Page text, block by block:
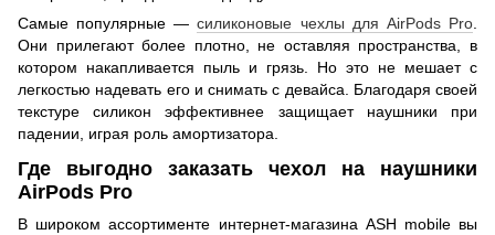
Самые популярные —силиконовые чехлы для AirPods Pro.
Они прилегают более плотно, не оставляя пространства, в
котором накапливается пыль и грязь. Но это не мешает с
легкостью надевать его и снимать с девайса. Благодаря своей
текстуре силикон эффективнее защищает наушники при
падении, играя роль амортизатора.
Где выгодно заказать чехол на наушники
AirPods Pro
В широком ассортименте интернет-магазина ASH mobile вы